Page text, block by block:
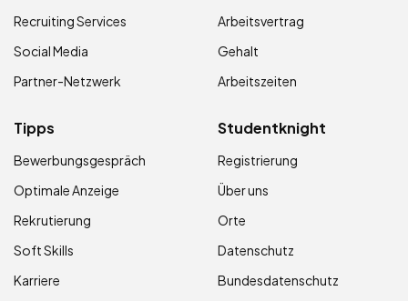
Recruiting Services
Social Media
Partner-Netzwerk
Arbeitsvertrag
Gehalt
Arbeitszeiten
Tipps
Bewerbungsgespräch
Optimale Anzeige
Rekrutierung
Soft Skills
Karriere
Studentknight
Registrierung
Über uns
Orte
Datenschutz
Bundesdatenschutz